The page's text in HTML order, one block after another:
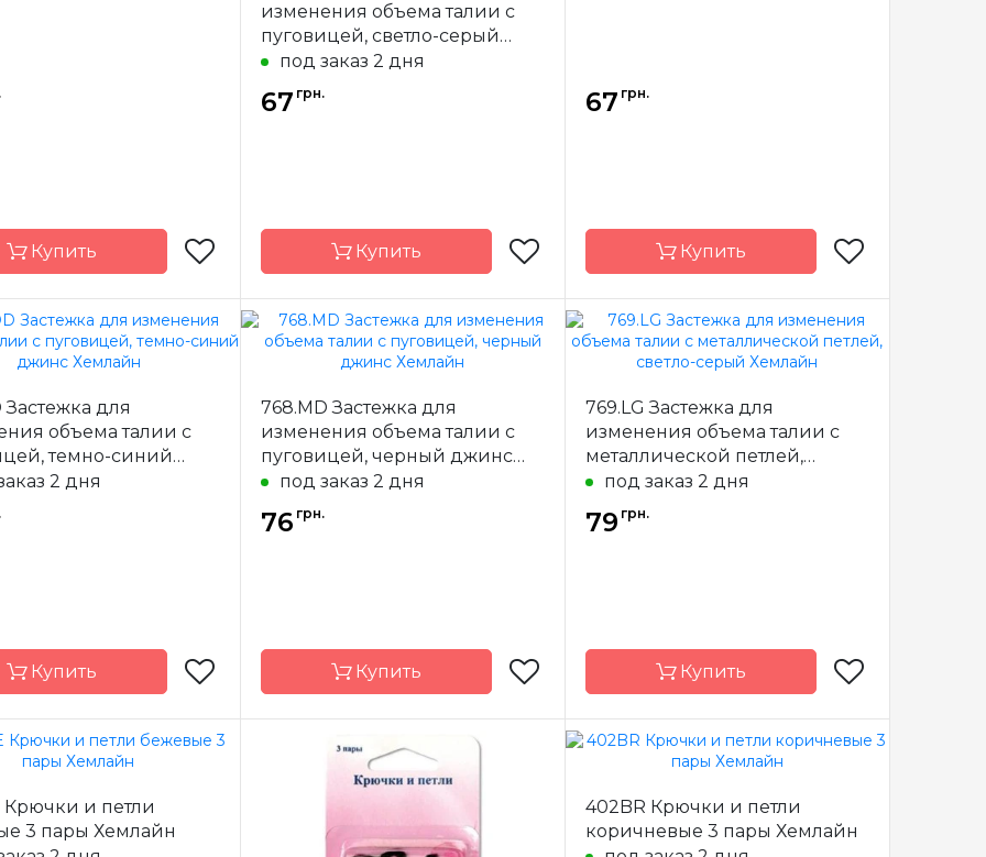
Купить
Застежки
изменения объема талии с
пуговицей, светло-серый
Хемлайн
под заказ 2 дня
67 грн.
Купить
производитель
Назначение
67 грн.
Купить
Бренд
Hemline
производитель
Застежки
Застежка для
объема талии с
темно-синий
2 дня
Купить
Австралия
768.MD Застежка для
изменения объема талии с
пуговицей, черный джинс
Хемлайн
под заказ 2 дня
76 грн.
Купить
производитель
769.LG Застежка для
изменения объема талии с
металлической петлей,
светло-серый Хемлайн
под заказ 2 дня
79 грн.
Купить
Страна-
производитель
Австралия
Крючки и петли
3 пары Хемлайн
402BR Крючки и петли
коричневые 3 пары Хемлайн